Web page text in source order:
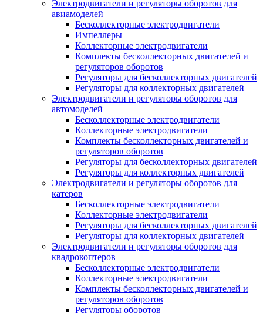
Электродвигатели и регуляторы оборотов для
авиамоделей
Бесколлекторные электродвигатели
Импеллеры
Коллекторные электродвигатели
Комплекты бесколлекторных двигателей и
регуляторов оборотов
Регуляторы для бесколлекторных двигателей
Регуляторы для коллекторных двигателей
Электродвигатели и регуляторы оборотов для
автомоделей
Бесколлекторные электродвигатели
Коллекторные электродвигатели
Комплекты бесколлекторных двигателей и
регуляторов оборотов
Регуляторы для бесколлекторных двигателей
Регуляторы для коллекторных двигателей
Электродвигатели и регуляторы оборотов для
катеров
Бесколлекторные электродвигатели
Коллекторные электродвигатели
Регуляторы для бесколлекторных двигателей
Регуляторы для коллекторных двигателей
Электродвигатели и регуляторы оборотов для
квадрокоптеров
Бесколлекторные электродвигатели
Коллекторные электродвигатели
Комплекты бесколлекторных двигателей и
регуляторов оборотов
Регуляторы оборотов